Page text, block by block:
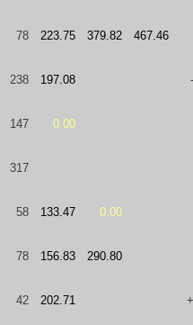
78 223.75 379.82 467.46
238 197.08
147 0.00
317
58 133.47 0.00
78 156.83 290.80
42 202.71